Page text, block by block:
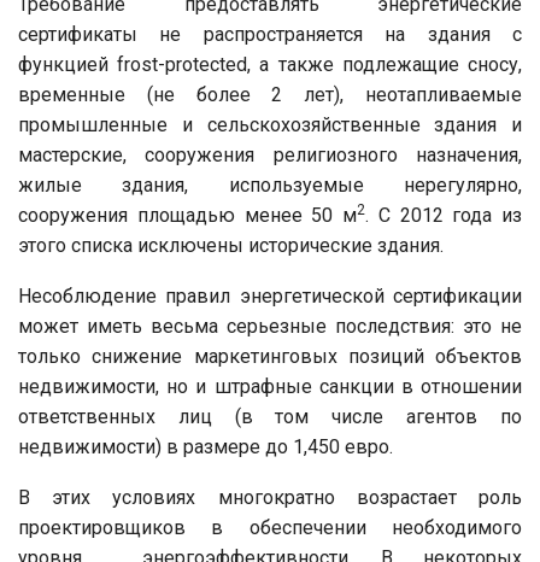
сертификаты не распространяется на здания с
функцией frost-protected, а также подлежащие сносу,
временные (не более 2 лет), неотапливаемые
промышленные и сельскохозяйственные здания и
мастерские, сооружения религиозного назначения,
жилые здания, используемые нерегулярно,
сооружения площадью менее 50 м2. С 2012 года из
этого списка исключены исторические здания.
Несоблюдение правил энергетической сертификации
может иметь весьма серьезные последствия: это не
только снижение маркетинговых позиций объектов
недвижимости, но и штрафные санкции в отношении
ответственных лиц (в том числе агентов по
недвижимости) в размере до 1,450 евро.
В этих условиях многократно возрастает роль
проектировщиков в обеспечении необходимого